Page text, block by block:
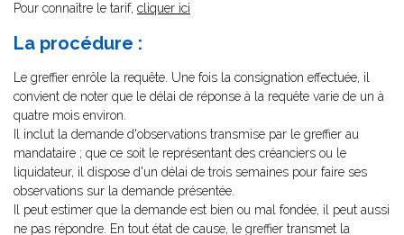
Pour connaître le tarif, cliquer ici
La procédure :
Le greffier enrôle la requête. Une fois la consignation effectuée, il
convient de noter que le délai de réponse à la requête varie de un à
quatre mois environ.
Il inclut la demande d'observations transmise par le greffier au
mandataire ; que ce soit le représentant des créanciers ou le
liquidateur, il dispose d'un délai de trois semaines pour faire ses
observations sur la demande présentée.
Il peut estimer que la demande est bien ou mal fondée, il peut aussi
ne pas répondre. En tout état de cause, le greffier transmet la